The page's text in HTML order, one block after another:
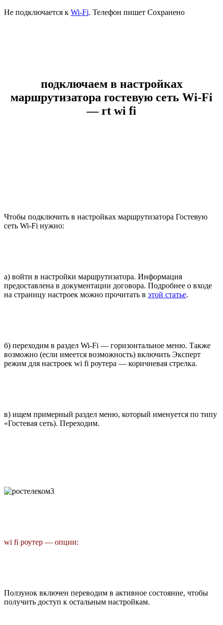
Не подключается к Wi-Fi. Телефон пишет Сохранено
подключаем в настройках
маршрутизатора гостевую сеть Wi-Fi
— rt wi fi
Чтобы подключить в настройках маршрутизатора Гостевую
сеть Wi-Fi нужно:
а) войти в настройки маршрутизатора. Информация
предоставлена в документации договора. Подробнее о входе
на страницу настроек можно прочитать в этой статье.
б) переходим в раздел Wi-Fi — горизонтальное меню. Также
возможно (если имеется возможность) включить Эксперт
режим для настроек wi fi роутера — коричневая стрелка.
в) ищем примерный раздел меню, который именуется по типу
«Гостевая сеть). Переходим.
wi fi роутер — опции:
Ползунок включен переводим в активное состояние, чтобы
получить доступ к остальным настройкам.